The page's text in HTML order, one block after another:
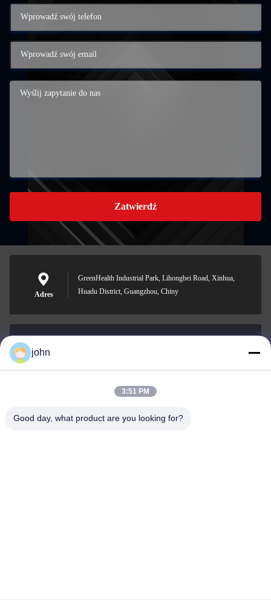
Zatwierdź
Adres
GreenHealth Industrial Park, Lihongbei Road, Xinhua,
Huadu District, Guangzhou, Chiny
0086-153-7406-6785
john
3:51 PM
Good day, what product are you looking for?